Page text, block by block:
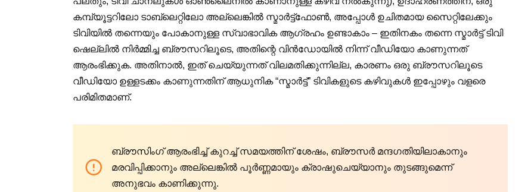
കമ്പ്യൂട്ടറിലോ ടാബ്‌ലെറ്റിലോ അല്ലെങ്കിൽ സ്മാർട്ട്‌ഫോൺ, അപ്പോൾ ഉചിതമായ സൈറ്റിലേക്കും
ടിവിയിൽ തന്നെയും പോകാനുള്ള സ്വാഭാവിക ആഗ്രഹം ഉണ്ടാകാം – ഇതിനകം തന്നെ സ്മാർട്ട് ടിവി
ഷെല്ലിൽ നിർമ്മിച്ച ബ്രൗസറിലൂടെ, അതിന്റെ വിൻഡോയിൽ നിന്ന് വീഡിയോ കാണുന്നത്
ആരംഭിക്കുക. അതിനാൽ, ഇത് ചെയ്യുന്നത് വിലമതിക്കുന്നില്ല, കാരണം ഒരു ബ്രൗസറിലൂടെ
വീഡിയോ ഉള്ളടക്കം കാണുന്നതിന് ആധുനിക “സ്മാർട്ട്” ടിവികളുടെ കഴിവുകൾ ഇപ്പോഴും വളരെ
പരിമിതമാണ്.
ബ്രൗസിംഗ് ആരംഭിച്ച് കുറച്ച് സമയത്തിന് ശേഷം, ബ്രൗസർ മന്ദഗതിയിലാകാനും
മരവിപ്പിക്കാനും അല്ലെങ്കിൽ പൂർണ്ണമായും ക്രാഷുചെയ്യാനും തുടങ്ങുമെന്ന്
അനുഭവം കാണിക്കുന്നു.